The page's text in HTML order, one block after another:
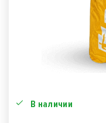
В наличии